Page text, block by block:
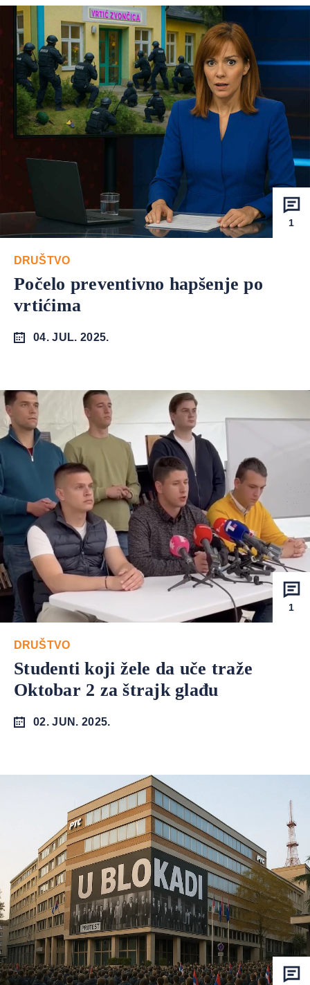
1
DRUŠTVO
Počelo preventivno hapšenje po
vrtićima
04. JUL. 2025.
1
DRUŠTVO
Studenti koji žele da uče traže
Oktobar 2 za štrajk glađu
02. JUN. 2025.